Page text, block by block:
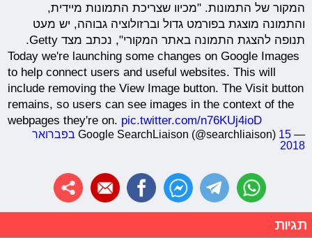
המקור של התמונות. "מכיוו שצריכת התמונות מיידית,
והתמונה מוצגת בפורמט גדול וברזולוציה גבוהה, יש מעט
תנופה להצגת התמונה באתר המקורי", נכתב מצד Getty.
Today we're launching some changes on Google Images
to help connect users and useful websites. This will
include removing the View Image button. The Visit button
remains, so users can see images in the context of the
webpages they're on. pic.twitter.com/n76KUj4ioD
— Google SearchLiaison (@searchliaison)
15 בפברואר
2018
תגיות